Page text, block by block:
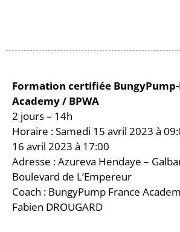
Formation certifiée
Academy / BPWA
2 jours – 14h
Horaire : Samedi 15 avril 2023 à
16 avril 2023 à 17:00
Adresse : Azureva Hendaye –
Boulevard de L’Empereur
Coach : BungyPump France
Fabien DROUGARD